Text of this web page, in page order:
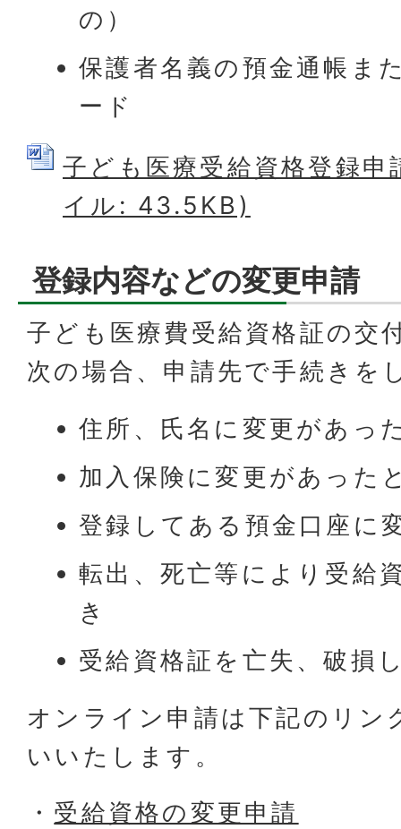
の）
保護者名義の預金通帳ま
ード
子ども医療受給資格登録
イル: 43.5KB)
登録内容などの変更申請
子ども医療費受給資格証の交
次の場合、申請先で手続きを
住所、氏名に変更があっ
加入保険に変更があった
登録してある預金口座に
転出、死亡等により受給
き
受給資格証を亡失、破損
オンライン申請は下記のリン
いいたします。
・ 受給資格の変更申請